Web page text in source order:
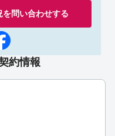
を問い合わせする
約情報